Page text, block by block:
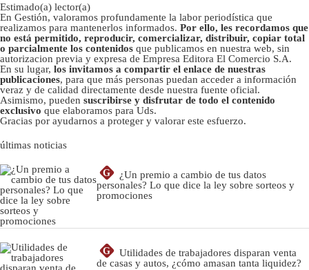
Estimado(a) lector(a)
En Gestión, valoramos profundamente la labor periodística que
realizamos para mantenerlos informados. Por ello, les recordamos que
no está permitido, reproducir, comercializar, distribuir, copiar total
o parcialmente los contenidos que publicamos en nuestra web, sin
autorizacion previa y expresa de Empresa Editora El Comercio S.A.
En su lugar, los invitamos a compartir el enlace de nuestras
publicaciones, para que más personas puedan acceder a información
veraz y de calidad directamente desde nuestra fuente oficial.
Asimismo, pueden suscribirse y disfrutar de todo el contenido
exclusivo que elaboramos para Uds.
Gracias por ayudarnos a proteger y valorar este esfuerzo.
últimas noticias
G
¿Un premio a cambio de tus datos
personales? Lo que dice la ley sobre sorteos y
promociones
G
Utilidades de trabajadores disparan venta
de casas y autos, ¿cómo amasan tanta liquidez?